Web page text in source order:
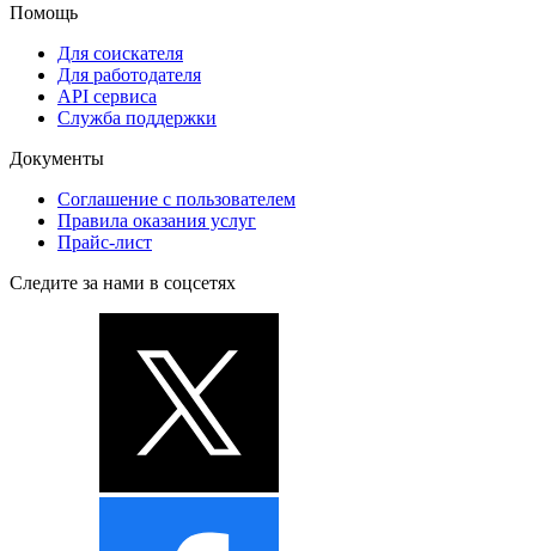
Помощь
Для соискателя
Для работодателя
API сервиса
Служба поддержки
Документы
Соглашение с пользователем
Правила оказания услуг
Прайс-лист
Следите за нами в соцсетях